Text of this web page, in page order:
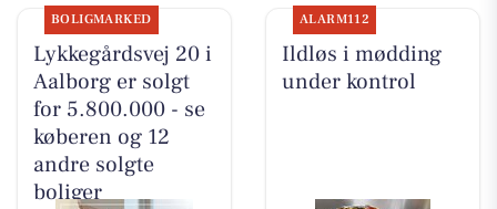
BOLIGMARKED
Lykkegårdsvej 20 i
Aalborg er solgt
for 5.800.000 - se
køberen og 12
andre solgte
boliger
ALARM112
Ildløs i mødding
under kontrol